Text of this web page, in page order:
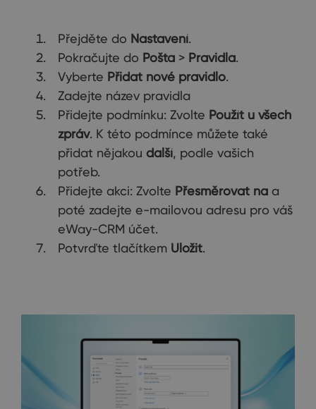
Přejděte do Nastavení.
Pokračujte do Pošta > Pravidla.
Vyberte Přidat nové pravidlo.
Zadejte název pravidla
Přidejte podmínku: Zvolte Použít u všech
zpráv. K této podmínce můžete také
přidat nějakou další, podle vašich
potřeb.
Přidejte akci: Zvolte Přesměrovat na a
poté zadejte e-mailovou adresu pro váš
eWay-CRM účet.
Potvrďte tlačítkem Uložit.